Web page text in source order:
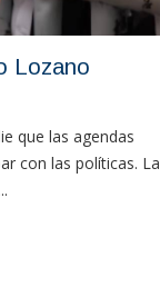
Lozano
que las agendas
con las políticas. La